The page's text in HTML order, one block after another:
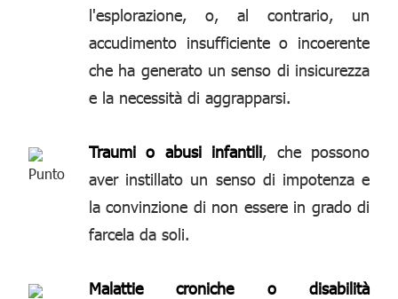
l'esplorazione, o, al contrario, un
accudimento insufficiente o incoerente
che ha generato un senso di insicurezza
e la necessità di aggrapparsi.
Traumi o abusi infantili, che possono
aver instillato un senso di impotenza e
la convinzione di non essere in grado di
farcela da soli.
Malattie croniche o disabilità